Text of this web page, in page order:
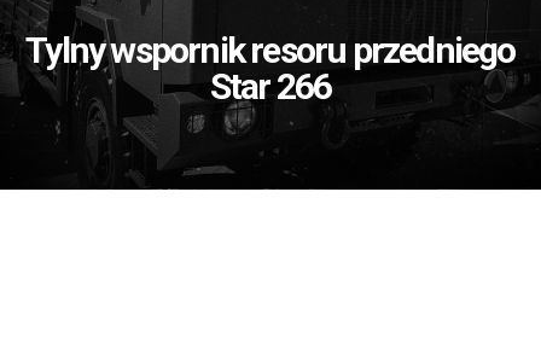
Tylny wspornik resoru przedniego
Star 266